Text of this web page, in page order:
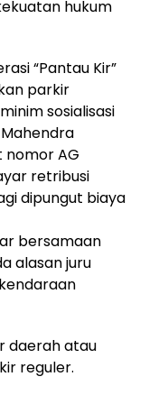
hukum
“Pantau Kir”
parkir
sosialisasi
AG
retribusi
dipungut biaya
bersamaan
alasan juru
daerah atau
reguler.